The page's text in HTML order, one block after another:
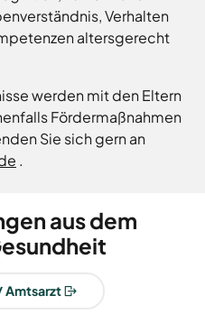
Verhalten
altersgerecht
werden mit den Eltern
Fördermaßnahmen
Sie sich gern an
.
aus dem
Amtsarzt